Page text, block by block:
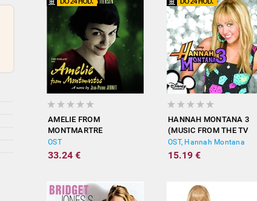
AMELIE FROM
MONTMARTRE
(ORIGINAL
SOUNDTRACK)
OST
33.24 €
HANNAH MONTANA 3
(MUSIC FROM THE TV
SHOW)
OST, Hannah Montana
15.19 €